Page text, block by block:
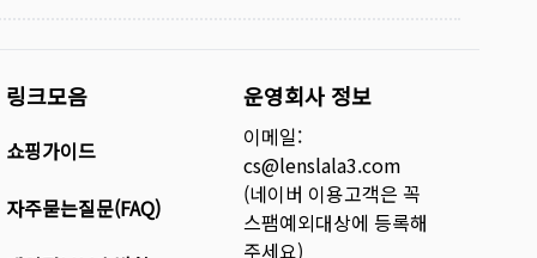
링크모음
쇼핑가이드
자주묻는질문(FAQ)
운영회사 정보
이메일:
cs@lenslala3.com
(네이버 이용고객은 꼭
스팸예외대상에 등록해
주세요)